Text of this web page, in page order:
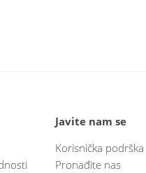
Javite nam se
Korisnička podrška
Pronađite nas